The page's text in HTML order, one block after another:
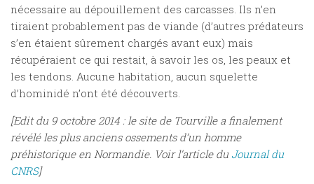
nécessaire au dépouillement des carcasses. Ils n’en
tiraient probablement pas de viande (d’autres prédateurs
s’en étaient sûrement chargés avant eux) mais
récupéraient ce qui restait, à savoir les os, les peaux et
les tendons. Aucune habitation, aucun squelette
d’hominidé n’ont été découverts.
[Edit du 9 octobre 2014 : le site de Tourville a finalement
révélé les plus anciens ossements d’un homme
préhistorique en Normandie. Voir l’article du Journal du
CNRS]